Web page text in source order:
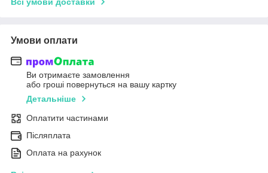
Умови оплати
Ви отримаєте замовлення
або гроші повернуться на вашу картку
Детальніше
Оплатити частинами
Післяплата
Оплата на рахунок